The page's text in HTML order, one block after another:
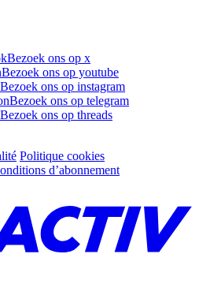
Bezoek ons op x
Bezoek ons op youtube
Bezoek ons op instagram
Bezoek ons op telegram
Bezoek ons op threads
Politique cookies
d’abonnement